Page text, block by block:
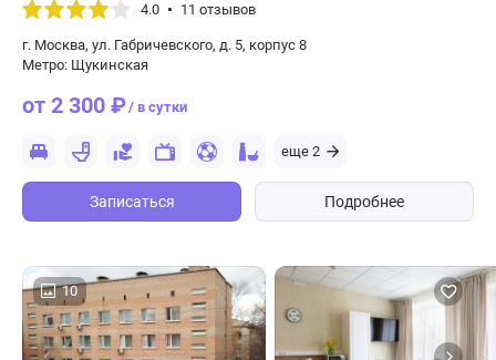
4.0 11 отзывов
г. Москва, ул. Габричевского, д. 5, корпус 8
Метро: Щукинская
от 2 300 ₽/ в сутки
еще 2
Записаться Подробнее
10